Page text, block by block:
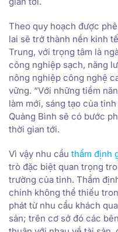
Theo quy hoạch được
lai sẽ trở thành nền kinh
Trung, với trọng tâm là
công nghiệp sạch, năng
nông nghiệp công nghệ
vững. “Với những tiềm
làm mới, sáng tạo của
Quảng Bình sẽ có bước
thời gian tới.
Vì vậy nhu cầu thẩm định
trò đặc biệt quan trọng
trường của tỉnh. Thẩm
chính không thể thiếu
phát từ nhu cầu khách
sản; trên cơ sở đó các